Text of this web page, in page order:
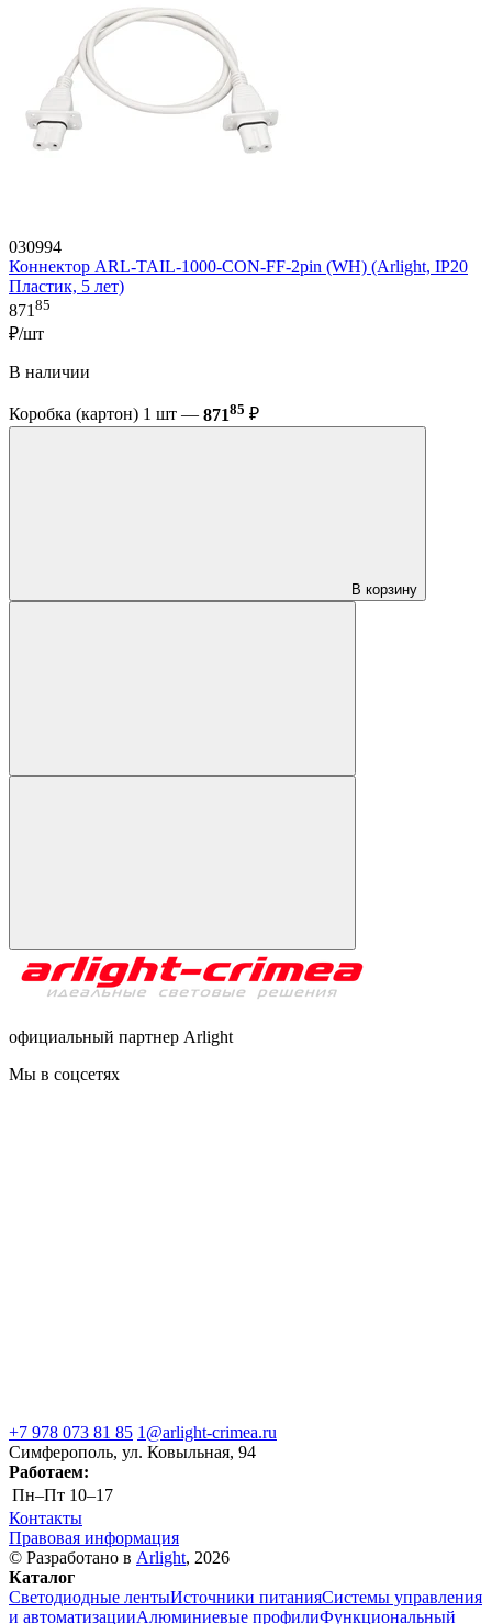
030994
Коннектор ARL-TAIL-1000-CON-FF-2pin (WH) (Arlight, IP20
Пластик, 5 лет)
87185
₽/шт
В наличии
Коробка (картон) 1 шт — 87185 ₽
В корзину
официальный партнер Arlight
Мы в соцсетях
+7 978 073 81 85 1@arlight-crimea.ru
Симферополь, ул. Ковыльная, 94
Работаем:
Пн–Пт 10–17
Контакты
Правовая информация
© Разработано в Arlight, 2026
Каталог
Светодиодные лентыИсточники питанияСистемы управления
и автоматизацииАлюминиевые профилиФункциональный